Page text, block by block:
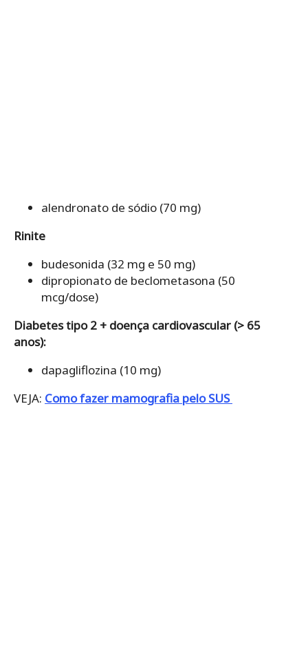
alendronato de sódio (70 mg)
Rinite
budesonida (32 mg e 50 mg)
dipropionato de beclometasona (50
mcg/dose)
Diabetes tipo 2 + doença cardiovascular (> 65
anos):
dapagliflozina (10 mg)
VEJA: Como fazer mamografia pelo SUS